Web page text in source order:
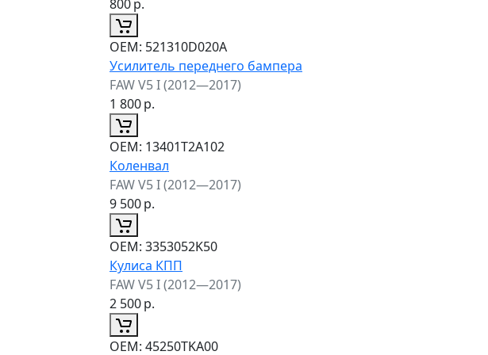
800р.
ОЕМ: 521310D020A
Усилитель переднего бампера
FAW V5 I (2012—2017)
1 800р.
ОЕМ: 13401T2A102
Коленвал
FAW V5 I (2012—2017)
9 500р.
ОЕМ: 3353052K50
Кулиса КПП
FAW V5 I (2012—2017)
2 500р.
ОЕМ: 45250TKA00